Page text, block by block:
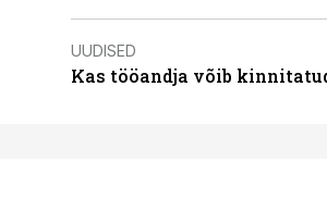
UUDISED
Kas tööandja võib